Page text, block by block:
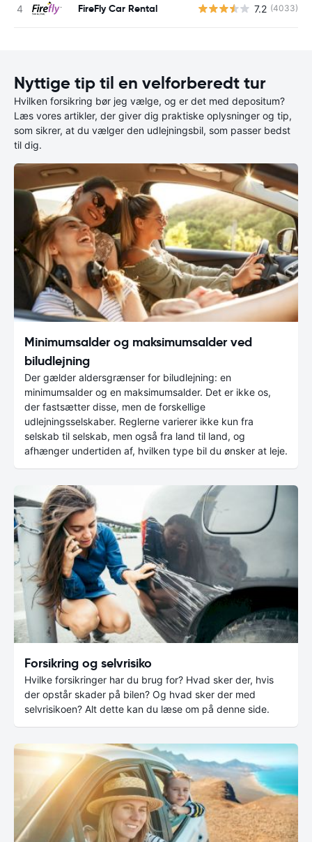
FireFly Car Rental 7.2 (4033)
Nyttige tip til en velforberedt tur
Hvilken forsikring bør jeg vælge, og er det med depositum?
Læs vores artikler, der giver dig praktiske oplysninger og tip,
som sikrer, at du vælger den udlejningsbil, som passer bedst
til dig.
Minimumsalder og maksimumsalder ved
biludlejning
Der gælder aldersgrænser for biludlejning: en
minimumsalder og en maksimumsalder. Det er ikke os,
der fastsætter disse, men de forskellige
udlejningsselskaber. Reglerne varierer ikke kun fra
selskab til selskab, men også fra land til land, og
afhænger undertiden af, hvilken type bil du ønsker at leje.
Forsikring og selvrisiko
Hvilke forsikringer har du brug for? Hvad sker der, hvis
der opstår skader på bilen? Og hvad sker der med
selvrisikoen? Alt dette kan du læse om på denne side.